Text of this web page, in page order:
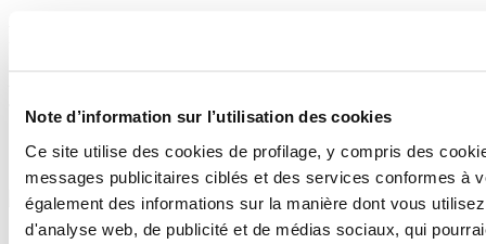
Note d’information sur l’utilisation des cookies
Ce site utilise des cookies de profilage, y compris des
messages publicitaires ciblés et des services conformes à
également des informations sur la manière dont vous
d'analyse web, de publicité et de médias sociaux, qui